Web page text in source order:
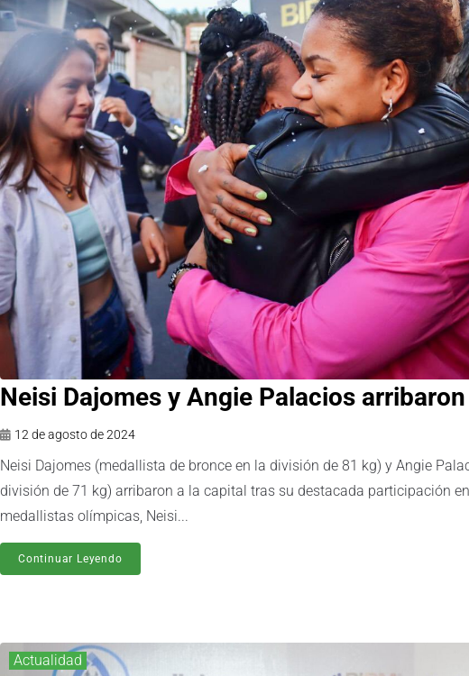
Neisi Dajomes y Angie Palacios arribaron
12 de agosto de 2024
Neisi Dajomes (medallista de bronce en la división de 81 kg) y Angie
división de 71 kg) arribaron a la capital tras su destacada participación
medallistas olímpicas, Neisi...
Continuar Leyendo
Actualidad